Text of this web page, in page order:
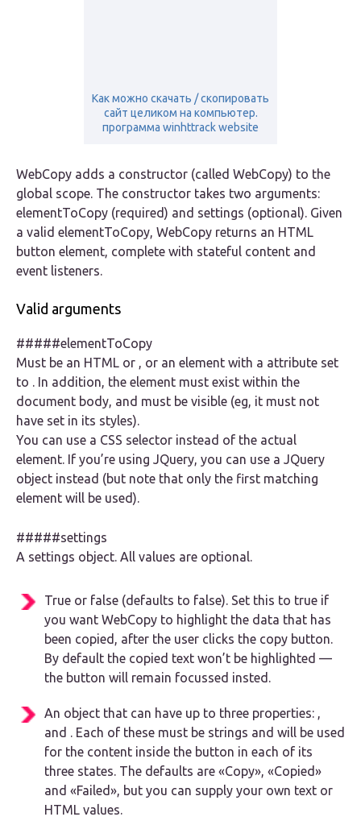
Как можно скачать / скопировать
сайт целиком на компьютер.
программа winhttrack website
WebCopy adds a constructor (called WebCopy) to the
global scope. The constructor takes two arguments:
elementToCopy (required) and settings (optional). Given
a valid elementToCopy, WebCopy returns an HTML
button element, complete with stateful content and
event listeners.
Valid arguments
#####elementToCopy
Must be an HTML or , or an element with a attribute set
to . In addition, the element must exist within the
document body, and must be visible (eg, it must not
have set in its styles).
You can use a CSS selector instead of the actual
element. If you’re using JQuery, you can use a JQuery
object instead (but note that only the first matching
element will be used).
#####settings
A settings object. All values are optional.
True or false (defaults to false). Set this to true if
you want WebCopy to highlight the data that has
been copied, after the user clicks the copy button.
By default the copied text won’t be highlighted —
the button will remain focussed insted.
An object that can have up to three properties: ,
and . Each of these must be strings and will be used
for the content inside the button in each of its
three states. The defaults are «Copy», «Copied»
and «Failed», but you can supply your own text or
HTML values.